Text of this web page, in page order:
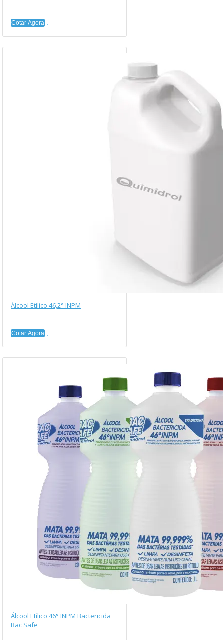
Cotar Agora
Álcool Etílico 46,2° INPM
Cotar Agora
Álcool Etílico 46° INPM Bactericida
Bac Safe